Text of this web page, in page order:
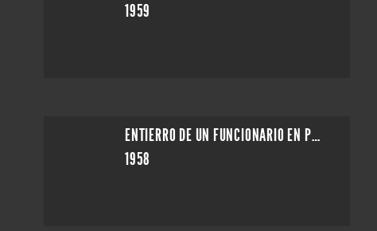
1959
ENTIERRO DE UN FUNCIONARIO EN PRIMAVERA
1958